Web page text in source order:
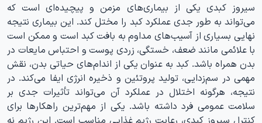
سیروز کبدی یکی از بیماری‌های مزمن و پیچیده‌ای است که
می‌تواند به طور جدی عملکرد کبد را مختل کند. این بیماری نتیجه
نهایی بسیاری از آسیب‌های مداوم به بافت کبد است و ممکن است
با علائمی مانند ضعف، خستگی، زردی پوست و احتباس مایعات در
بدن همراه باشد. کبد به عنوان یکی از اندام‌های حیاتی بدن، نقش
مهمی در سم‌زدایی، تولید پروتئین و ذخیره انرژی ایفا می‌کند. در
نتیجه، هرگونه اختلال در عملکرد آن می‌تواند تأثیرات جدی بر
سلامت عمومی فرد داشته باشد. یکی از مهم‌ترین راهکارها برای
کنترل سیروز کبدی، رعایت رژیم غذایی مناسب است. این رژیم نه